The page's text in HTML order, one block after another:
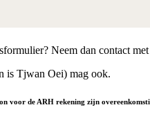
Neem dan contact
is Tjwan Oei) mag ook.
voor de ARH rekening zijn